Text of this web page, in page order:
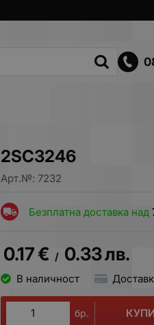
2SC3246
Арт.№: 7232
Безплатна доставка над
0.17€ / 0.33лв.
В наличност
бр.